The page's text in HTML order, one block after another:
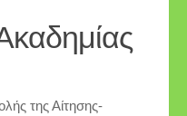
της Αίτησης-